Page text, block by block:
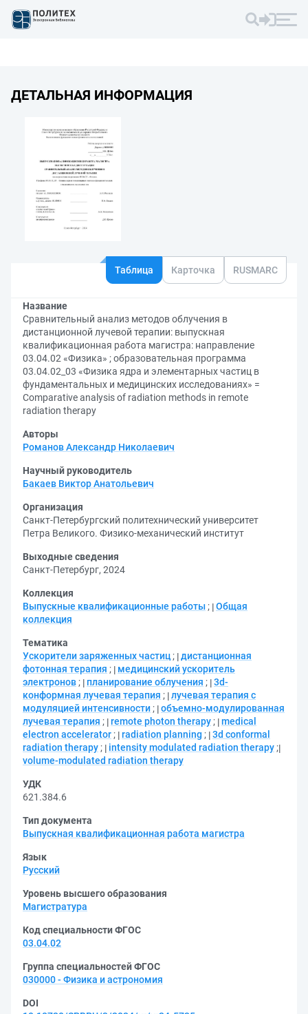
ДЕТАЛЬНАЯ ИНФОРМАЦИЯ
Таблица Карточка RUSMARC
Название
Сравнительный анализ методов облучения в
дистанционной лучевой терапии: выпускная
квалификационная работа магистра: направление
03.04.02 «Физика» ; образовательная программа
03.04.02_03 «Физика ядра и элементарных частиц в
фундаментальных и медицинских исследованиях» =
Comparative analysis of radiation methods in remote
radiation therapy
Авторы
Романов Александр Николаевич
Научный руководитель
Бакаев Виктор Анатольевич
Организация
Санкт-Петербургский политехнический университет
Петра Великого. Физико-механический институт
Выходные сведения
Санкт-Петербург, 2024
Коллекция
Выпускные квалификационные работы ; Общая
коллекция
Тематика
Ускорители заряженных частиц ; дистанционная
фотонная терапия ;
медицинский ускоритель
электронов ; планирование облучения ; 3d-
конформная лучевая терапия ; лучевая терапия с
модуляцией интенсивности ; объемно-модулированная
лучевая терапия ; remote photon therapy ; medical
electron accelerator ; radiation planning ; 3d conformal
radiation therapy ; intensity modulated radiation therapy ;
volume-modulated radiation therapy
УДК
621.384.6
Тип документа
Выпускная квалификационная работа магистра
Язык
Русский
Уровень высшего образования
Магистратура
Код специальности ФГОС
03.04.02
Группа специальностей ФГОС
030000 - Физика и астрономия
DOI